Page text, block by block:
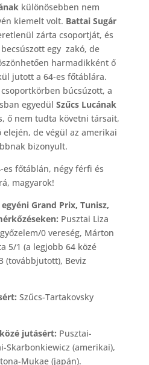
különösebben nem
kiemelt volt. Battai Sugár
zárta csoportját, és
egy zakó, de
harmadikként ő
jutott a 64-es főtáblára.
búcsúzott, a
egyedül Szűcs Lucának
ő nem tudta követni társait,
elején, de végül az amerikai
bizonyult.
es főtáblán, négy férfi és
magyarok!
Grand Prix, Tunisz,
Pusztai Liza
0 vereség, Márton
5/1 (a legjobb 64 közé
(továbbjutott), Beviz
Szűcs-Tartakovsky
jutásért: Pusztai-
Skarbonkiewicz (amerikai),
Mukae (japán).